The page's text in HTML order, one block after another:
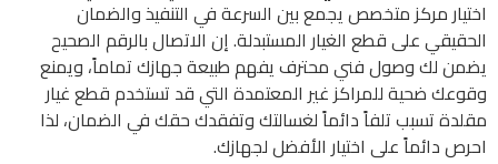
اختيار مركز متخصص يجمع بين السرعة في التنفيذ والضمان
الحقيقي على قطع الغيار المستبدلة. إن الاتصال بالرقم الصحيح
يضمن لك وصول فني محترف يفهم طبيعة جهازك تماماً، ويمنع
وقوعك ضحية للمراكز غير المعتمدة التي قد تستخدم قطع غيار
مقلدة تسبب تلفاً دائماً لغسالتك وتفقدك حقك في الضمان، لذا
احرص دائماً على اختيار الأفضل لجهازك.